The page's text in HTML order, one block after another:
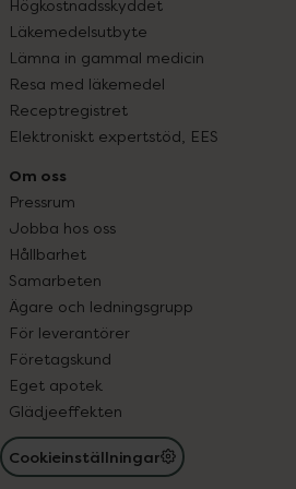
Högkostnadsskyddet
Läkemedelsutbyte
Lämna in gammal medicin
Resa med läkemedel
Receptregistret
Elektroniskt expertstöd, EES
Om oss
Pressrum
Jobba hos oss
Hållbarhet
Samarbeten
Ägare och ledningsgrupp
För leverantörer
Företagskund
Eget apotek
Glädjeeffekten
Cookieinställningar